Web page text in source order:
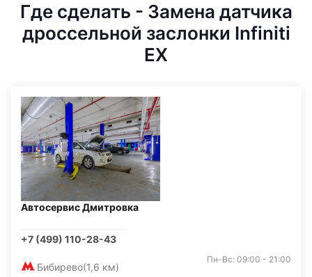
Где сделать - Замена датчика
дроссельной заслонки Infiniti
EX
Автосервис Дмитровка
+7 (499) 110-28-43
Бибирево(1,6 км)
Пн-Вс: 09:00 - 21:00